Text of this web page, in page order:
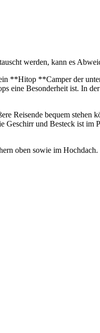
werden, kann es
**Hitop **Camper der
eine Besonderheit ist. In
Reisende bequem stehen
und Besteck ist im
oben sowie im